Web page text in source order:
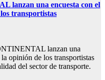
lanzan una encuesta con el
transportistas
lanzan una
opinión de los transportistas
del sector de transporte.